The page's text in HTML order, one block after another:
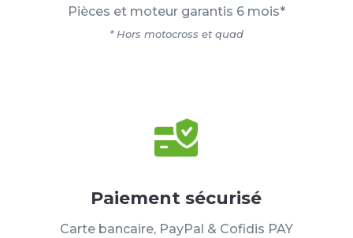
Pièces et moteur garantis 6 mois*
* Hors motocross et quad
Paiement sécurisé
Carte bancaire, PayPal & Cofidis PAY